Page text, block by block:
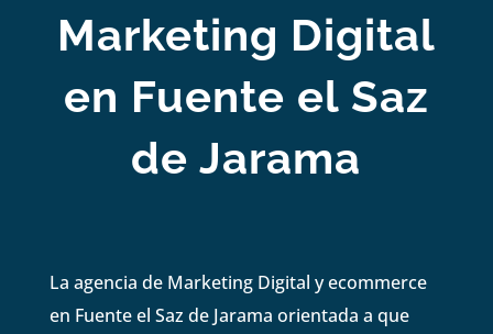
Marketing Digital
en Fuente el Saz
de Jarama
La agencia de Marketing Digital y ecommerce
en Fuente el Saz de Jarama orientada a que